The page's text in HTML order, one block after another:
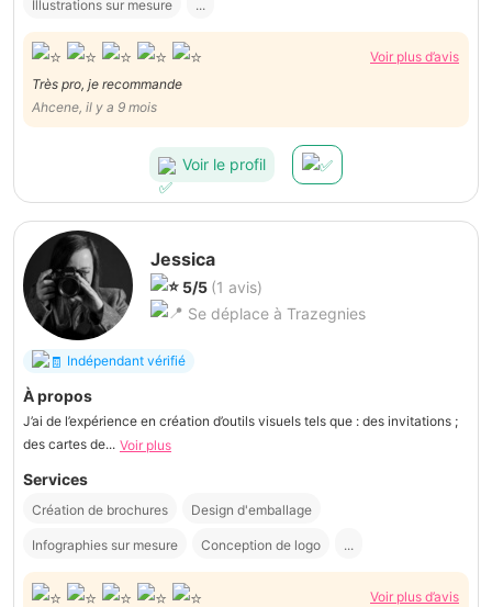
Illustrations sur mesure ...
Voir plus d’avis
Très pro, je recommande
Ahcene, il y a 9 mois
Voir le profil
Jessica
5/5 (1 avis)
Se déplace à Trazegnies
Indépendant vérifié
À propos
J’ai de l’expérience en création d’outils visuels tels que : des invitations ;
des cartes de... Voir plus
Services
Création de brochures Design d'emballage
Infographies sur mesure Conception de logo ...
Voir plus d’avis